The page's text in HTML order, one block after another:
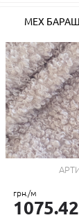
МЕХ
грн./м
1075.42